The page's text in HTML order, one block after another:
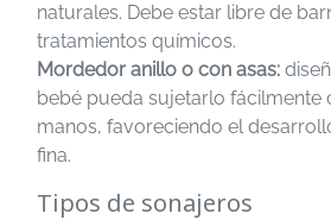
naturales. Debe estar libre de
tratamientos químicos.
Mordedor anillo o con asas:
bebé pueda sujetarlo fácilmente
manos, favoreciendo el
fina.
Tipos de sonajeros